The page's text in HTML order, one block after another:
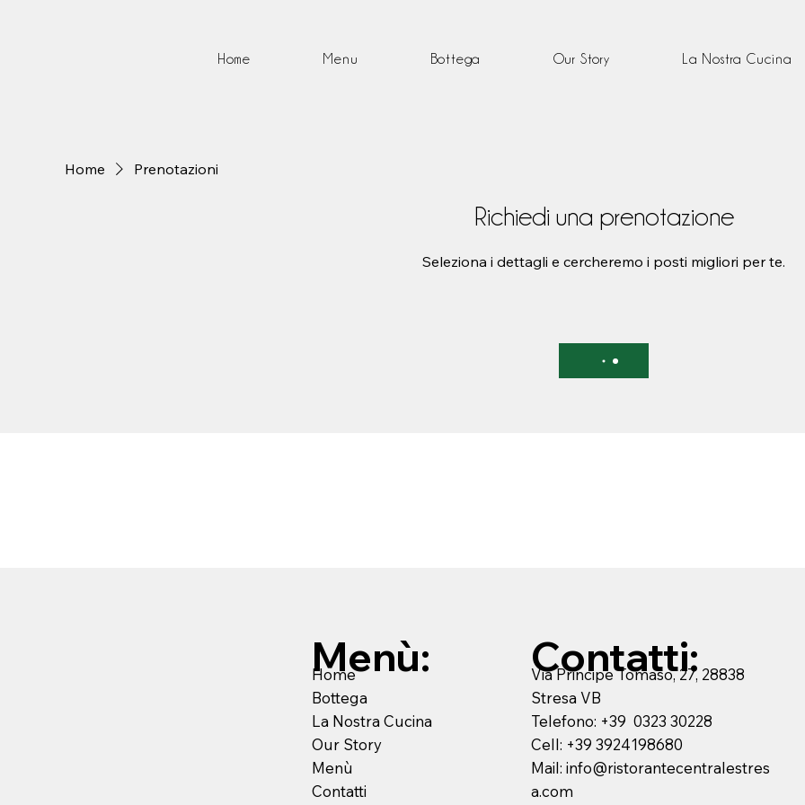
Home Menu Bottega Our Story La Nostra Cucina
Home Prenotazioni
Richiedi una prenotazione
Seleziona i dettagli e cercheremo i posti migliori per te.
Menù:
Home
Bottega
La Nostra Cucina
Our Story
Menù
Contatti
Via Principe Tomaso, 27, 28838
Stresa VB
Telefono: +39 0323 30228
Cell: +39 3924198680
Mail:info@ristorantecentralestres
a.com
Contatti: